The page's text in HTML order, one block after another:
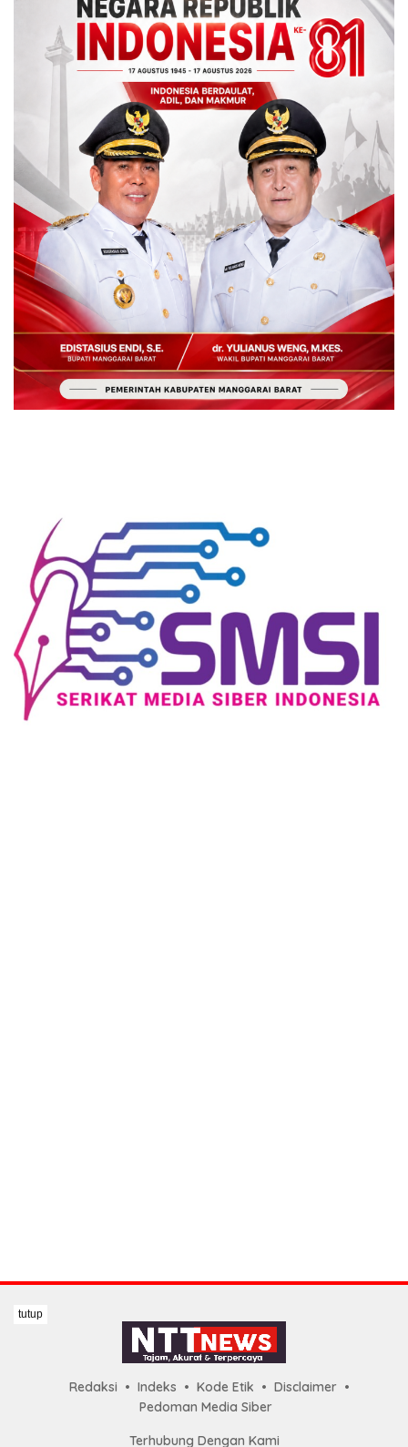
Redaksi Indeks Kode Etik
Disclaimer
Pedoman Media Siber
Terhubung Dengan Kami
tutup